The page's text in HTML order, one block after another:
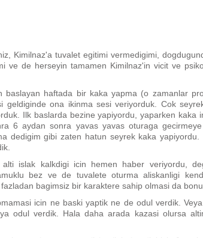
Kimilnaz'a tuvalet egitimi vermedigimi,
ve de herseyin tamamen Kimilnaz'in vicit ve
baslayan haftada bir kaka yapma (o zamanlar
geldiginde ona ikinma sesi veriyorduk. Cok
Ilk baslarda bezine yapiyordu, yaparken kaka
6 aydan sonra yavas yavas oturaga gecirmeye
dedigim gibi zaten hatun seyrek kaka yapiyordu.
islak kalkdigi icin hemen haber veriyordu,
bez ve de tuvalete oturma aliskanligi
bagimsiz bir karaktere sahip olmasi da
icin ne baski yaptik ne de odul verdik.
odul verdik. Hala daha arada kazasi olursa